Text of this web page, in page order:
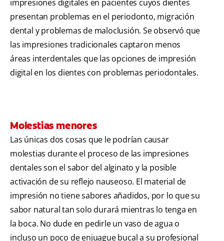
impresiones digitales en pacientes cuyos dientes
presentan problemas en el periodonto, migración
dental y problemas de maloclusión. Se observó que
las impresiones tradicionales captaron menos
áreas interdentales que las opciones de impresión
digital en los dientes con problemas periodontales.
Molestias menores
Las únicas dos cosas que le podrían causar
molestias durante el proceso de las impresiones
dentales son el sabor del alginato y la posible
activación de su reflejo nauseoso. El material de
impresión no tiene sabores añadidos, por lo que su
sabor natural tan solo durará mientras lo tenga en
la boca. No dude en pedirle un vaso de agua o
incluso un poco de enjuague bucal a su profesional